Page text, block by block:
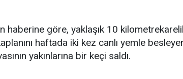
haberine göre, yaklaşık 10
haftada iki kez canlı yemle
yakınlarına bir keçi saldı.